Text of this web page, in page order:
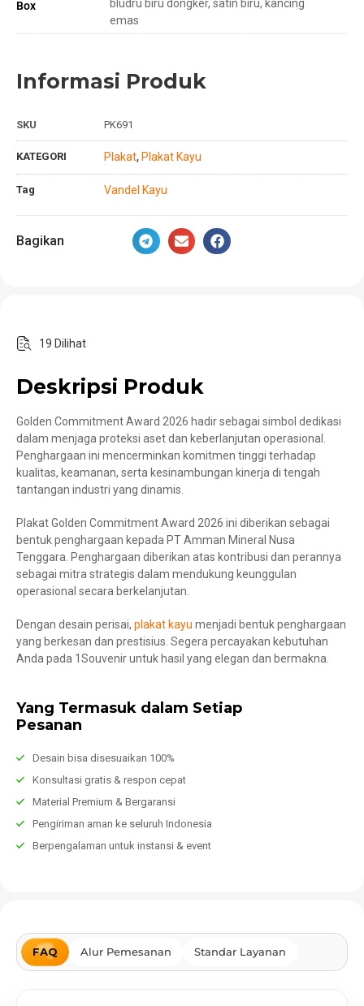
Box
bludru biru dongker, satin biru, kancing
emas
Informasi Produk
SKU PK691
KATEGORI Plakat, Plakat Kayu
Tag Vandel Kayu
Bagikan
19 Dilihat
Deskripsi Produk
Golden Commitment Award 2026 hadir sebagai simbol dedikasi
dalam menjaga proteksi aset dan keberlanjutan operasional.
Penghargaan ini mencerminkan komitmen tinggi terhadap
kualitas, keamanan, serta kesinambungan kinerja di tengah
tantangan industri yang dinamis.
Plakat Golden Commitment Award 2026 ini diberikan sebagai
bentuk penghargaan kepada PT Amman Mineral Nusa
Tenggara. Penghargaan diberikan atas kontribusi dan perannya
sebagai mitra strategis dalam mendukung keunggulan
operasional secara berkelanjutan.
Dengan desain perisai, plakat kayu menjadi bentuk penghargaan
yang berkesan dan prestisius. Segera percayakan kebutuhan
Anda pada 1Souvenir untuk hasil yang elegan dan bermakna.
Yang Termasuk dalam Setiap
Pesanan
Desain bisa disesuaikan 100%
Konsultasi gratis & respon cepat
Material Premium & Bergaransi
Pengiriman aman ke seluruh Indonesia
Berpengalaman untuk instansi & event
FAQ Alur Pemesanan Standar Layanan